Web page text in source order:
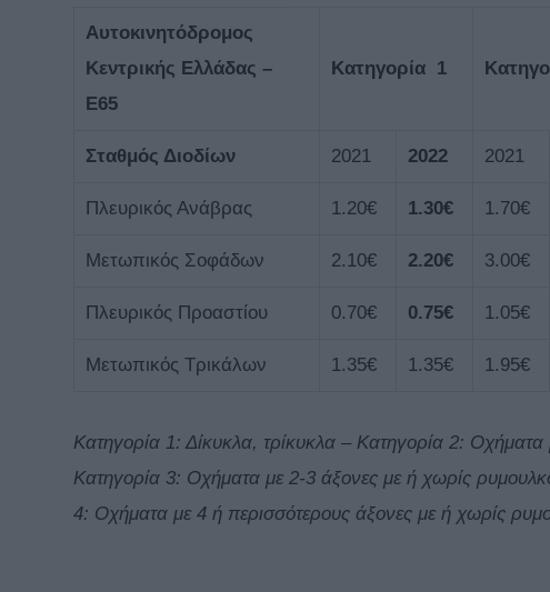
Αυτοκινητόδρομος
Κεντρικής Ελλάδας –
Ε65
Κατηγορία 1
Σταθμός Διοδίων 2021 2022 2021
Πλευρικός Ανάβρας 1.20€ 1.30€ 1.70€
Μετωπικός Σοφάδων 2.10€ 2.20€ 3.00€
Πλευρικός Προαστίου 0.70€ 0.75€ 1.05€
Μετωπικός Τρικάλων 1.35€ 1.35€ 1.95€
Κατηγορία 1: Δίκυκλα, τρίκυκλα – Κατηγορία 2:
Κατηγορία 3: Οχήματα με 2-3 άξονες με ή χωρίς
4: Οχήματα με 4 ή περισσότερους άξονες με ή χωρίς